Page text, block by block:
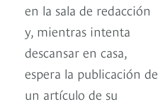
en la sala de redacción
y, mientras intenta
descansar en casa,
espera la publicación de
un artículo de su